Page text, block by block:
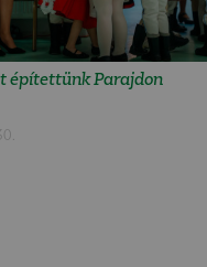
építettünk Parajdon